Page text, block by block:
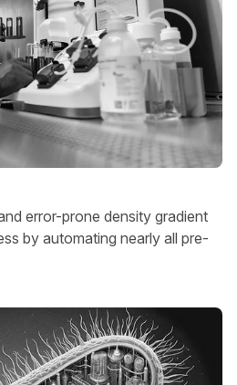
error-prone density gradient
by automating nearly all pre-